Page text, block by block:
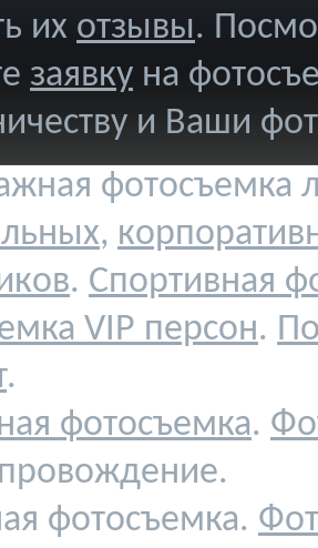
их отзывы.
заявку на
и Ваши
фотосъемка
,
. Спортивная
VIP персон.
.
фотосъемка.
фотосъемка.